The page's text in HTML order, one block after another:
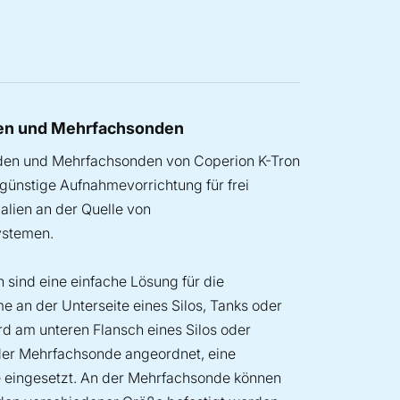
und Mehrfachsonden
und Mehrfachsonden von Coperion K-Tron
Aufnahmevorrichtung für frei
an der Quelle von
sind eine einfache Lösung für die
an der Unterseite eines Silos, Tanks oder
am unteren Flansch eines Silos oder
Mehrfachsonde angeordnet, eine
An der Mehrfachsonde können